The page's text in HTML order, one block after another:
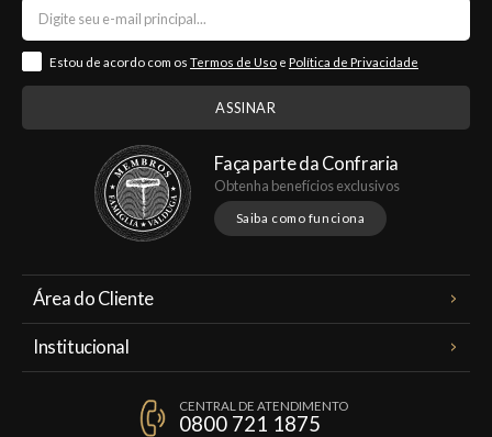
Estou de acordo com os Termos de Uso e Política de Privacidade
Faça parte da Confraria
Obtenha benefícios exclusivos
Saiba como funciona
Área do Cliente
Institucional
Política de PrivacidadeCENTRAL DE ATENDIMENTO
0800 721 1875